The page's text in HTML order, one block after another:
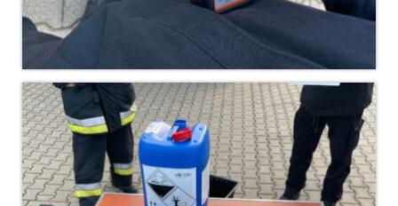
Kleinalarmfahrzeug KLAF
Kommandowagen KdoW
Hubarbeitsbühne B18
24.03.17 Übergabe ELW
20.11.15 Übergabe StLF und HAB
2015 LF 16 „verlässt“ Feuerwehr